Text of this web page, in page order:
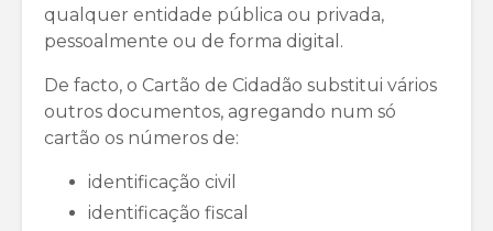
qualquer entidade pública ou privada,
pessoalmente ou de forma digital.
De facto, o Cartão de Cidadão substitui vários
outros documentos, agregando num só
cartão os números de:
identificação civil
identificação fiscal